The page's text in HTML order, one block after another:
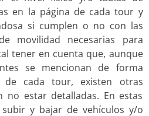
en la página de cada tour y
si cumplen o no con las
movilidad necesarias para
tener en cuenta que, aunque
se mencionan de forma
de cada tour, existen otras
no estar detalladas. En estas
subir y bajar de vehículos y/o